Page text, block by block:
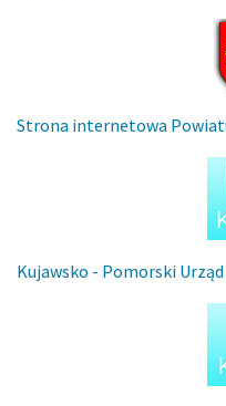
Strona internetowa
Kujawsko - Pomorski